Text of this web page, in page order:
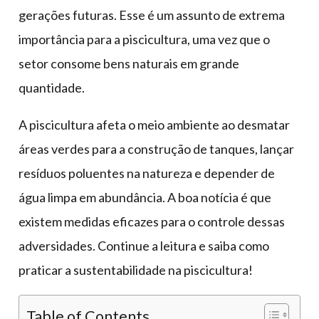
gerações futuras. Esse é um assunto de extrema
importância para a piscicultura, uma vez que o
setor consome bens naturais em grande
quantidade.
A piscicultura afeta o meio ambiente ao desmatar
áreas verdes para a construção de tanques, lançar
resíduos poluentes na natureza e depender de
água limpa em abundância. A boa notícia é que
existem medidas eficazes para o controle dessas
adversidades. Continue a leitura e saiba como
praticar a sustentabilidade na piscicultura!